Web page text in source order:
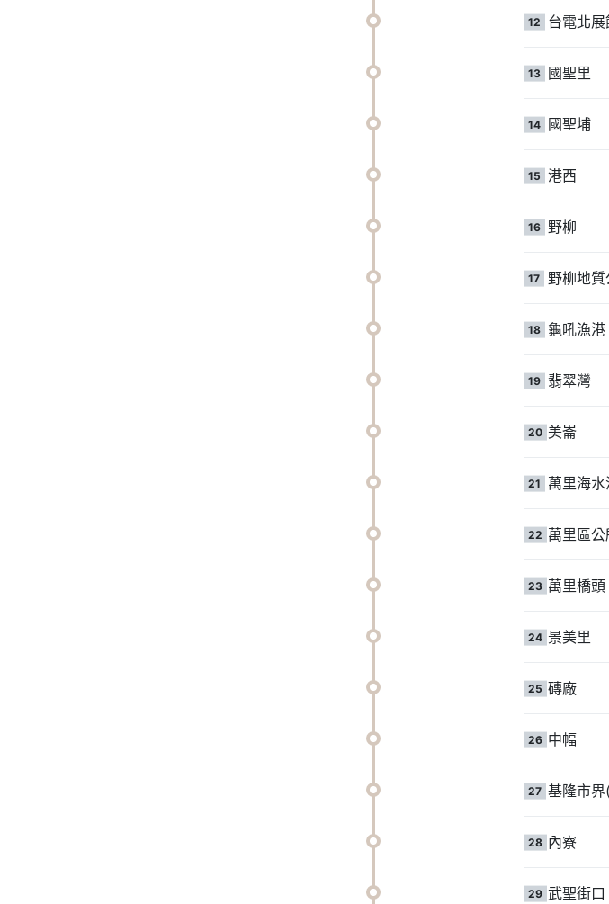
12 台電北展
13 國聖里
14 國聖埔
15 港西
16 野柳
17 野柳地質
18 龜吼漁港
19 翡翠灣
20 美崙
21 萬里海
22 萬里區公
23 萬里橋頭
24 景美里
25 磚廠
26 中幅
27 基隆市
28 內寮
29 武聖街口